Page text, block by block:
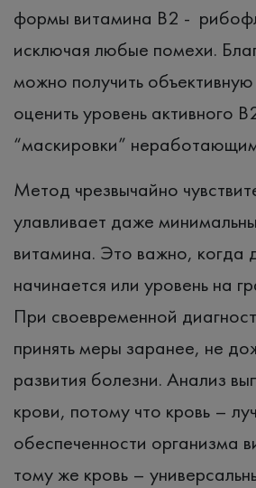
формы витамина В2 -
исключая любые помехи.
можно получить
оценить уровень активного
“маскировки”
Метод чрезвычайно
улавливает даже
витамина. Это важно, когда
начинается или уровень на
При своевременной
принять меры заранее, не
развития болезни. Анализ
крови, потому что кровь –
обеспеченности организма
тому же кровь –